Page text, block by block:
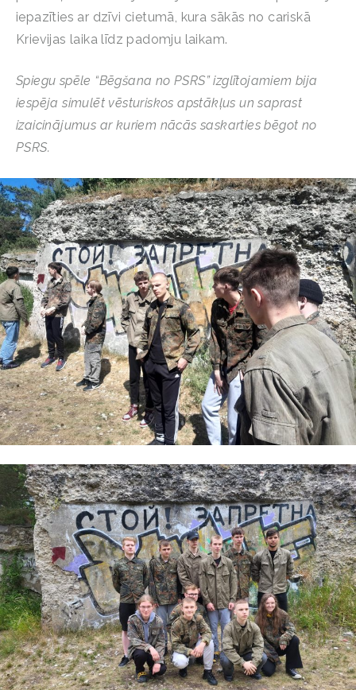
iepazīties ar dzīvi cietumā, kura sākās no cariskā
Krievijas laika līdz padomju laikam.
Spiegu spēle “Bēgšana no PSRS” izglītojamiem bija
iespēja simulēt vēsturiskos apstākļus un saprast
izaicinājumus ar kuriem nācās saskarties bēgot no
PSRS.